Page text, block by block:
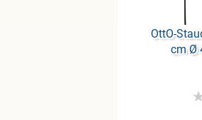
OttO-​
cm Ø